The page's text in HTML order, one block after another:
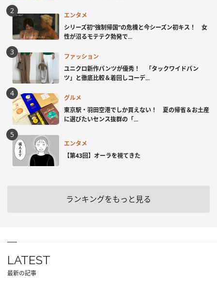
エンタメ
シリーズ初“強制帰国”の危機と今シーズン初キス！ 女
性が沼るモテテク勃発で...
ファッション
ユニクロ新作パンツが優秀！ 「タックワイドパン
ツ」と徹底比較＆着回しコーデ...
グルメ
東京駅・羽田空港でしか買えない！ 夏の帰省＆お土産
に選びたいセンス抜群の「...
エンタメ
【第43回】オーラを視てきた
ランキングをもっと見る
LATEST
最新の記事